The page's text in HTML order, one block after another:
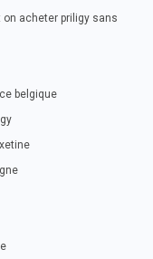
acheter priligy sans
belgique